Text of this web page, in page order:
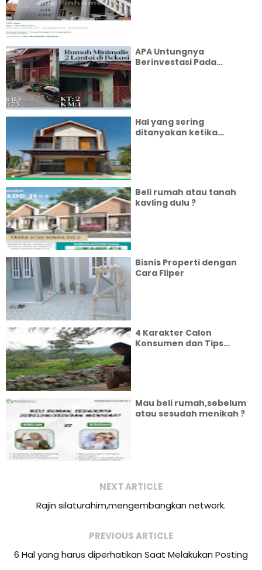
APA Untungnya
Berinvestasi Pada
Hal yang sering
ditanyakan ketika
Beli rumah atau tanah
kavling dulu ?
Bisnis Properti dengan
Cara Fliper
4 Karakter Calon
Konsumen dan Tips
Mau beli rumah,sebelum
atau sesudah menikah ?
NEXT ARTICLE
Rajin silaturahim,mengembangkan network.
PREVIOUS ARTICLE
6 Hal yang harus diperhatikan Saat Melakukan Posting